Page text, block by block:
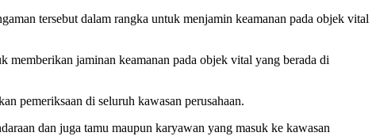
tersebut dalam rangka untuk menjamin keamanan pada objek vital
jaminan keamanan pada objek vital yang berada di
pemeriksaan di seluruh kawasan perusahaan.
dan juga tamu maupun karyawan yang masuk ke kawasan